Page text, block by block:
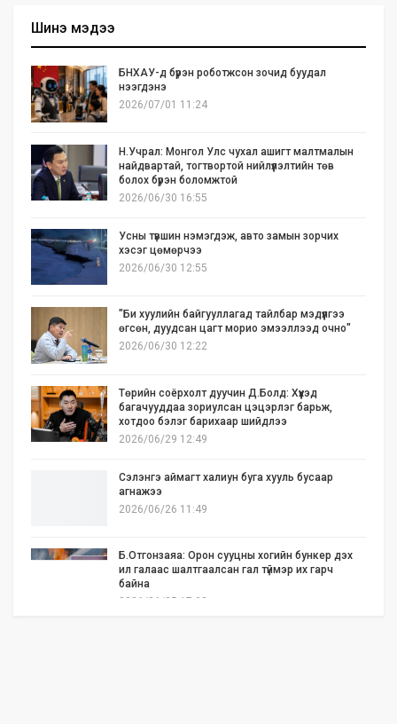
Шинэ мэдээ
БНХАУ-д бүрэн роботжсон зочид буудал
нээгдэнэ
2026/07/01 11:24
Н.Учрал: Монгол Улс чухал ашигт малтмалын
найдвартай, тогтвортой нийлүүлэлтийн төв
болох бүрэн боломжтой
2026/06/30 16:55
Усны түвшин нэмэгдэж, авто замын зорчих
хэсэг цөмөрчээ
2026/06/30 12:55
"Би хуулийн байгууллагад тайлбар мэдүүлгээ
өгсөн, дуудсан цагт морио эмээллээд очно"
2026/06/30 12:22
Төрийн соёрхолт дуучин Д.Болд: Хүүхэд
багачууддаа зориулсан цэцэрлэг барьж,
хотдоо бэлэг барихаар шийдлээ
2026/06/29 12:49
Сэлэнгэ аймагт халиун буга хууль бусаар
агнажээ
2026/06/26 11:49
Б.Отгонзаяа: Орон сууцны хогийн бункер дэх
ил галаас шалтгаалсан гал түймэр их гарч
байна
2026/06/25 17:02